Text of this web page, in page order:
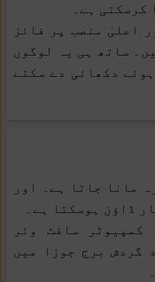
کرسکتی ہے۔
اعلیٰ منصب پر فائز
ساتھ ہی یہ لوگوں
دکھائی دے سکتے
مانا جاتا ہے۔ اور
ڈاؤن ہوسکتا ہے۔
کمپیوٹر سافٹ وئر
گردش برج جوزا میں